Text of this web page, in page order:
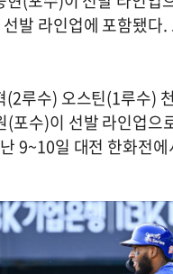
발 라인업에 포함됐
(2루수) 오스틴(1루수)
포수)이 선발 라인업
9~10일 대전 한화전